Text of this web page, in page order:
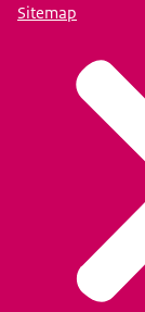
Sitemap